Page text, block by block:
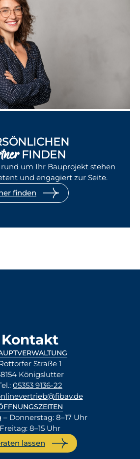
FINDEN
rund um Ihr Bauprojekt stehen
und engagiert zur Seite.
finden
Kontakt
Straße 1
Königslutter
05353 9136-22
– Donnerstag: 8–17 Uhr
Freitag: 8–15 Uhr
lassen